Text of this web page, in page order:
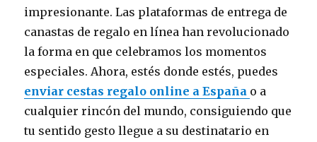
impresionante. Las plataformas de entrega de
canastas de regalo en línea han revolucionado
la forma en que celebramos los momentos
especiales. Ahora, estés donde estés, puedes
enviar cestas regalo online a España o a
cualquier rincón del mundo, consiguiendo que
tu sentido gesto llegue a su destinatario en